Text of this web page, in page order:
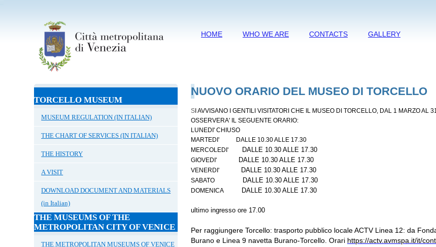
HOME WHO WE ARE CONTACTS GALLERY
TORCELLO MUSEUM
MUSEUM REGULATION (IN ITALIAN)
THE CHART OF SERVICES (IN ITALIAN)
THE HISTORY
A VISIT
DOWNLOAD DOCUMENT AND MATERIALS
(in Italian)
THE MUSEUMS OF THE
METROPOLITAN CITY OF VENICE
THE METROPOLITAN MUSEUMS OF VENICE
NUOVO ORARIO DEL MUSEO DI TORCELLO
S I AVVISANO I GENTILI VISITATORI CHE IL MUSEO DI TORCELLO, DAL 1 MARZO AL
OSSERVERA' IL SEGUENTE ORARIO:
LUNEDI' CHIUSO
MARTEDI' DALLE 10.30 ALLE 17.30
MERCOLEDI'
DALLE 10.30 ALLE 17.30
GIOVEDI' DALLE 10.30 ALLE 17.30
VENERDI' DALLE 10.30 ALLE 17.30
SABATO DALLE 10.30 ALLE 17.30
DOMENICA DALLE 10.30 ALLE 17.30
ultimo ingresso ore 17.00
Per raggiungere Torcello: trasporto pubblico locale ACTV Linea 12: da
Burano e Linea 9 navetta Burano-Torcello. Orari https://actv.avmspa.it/it/